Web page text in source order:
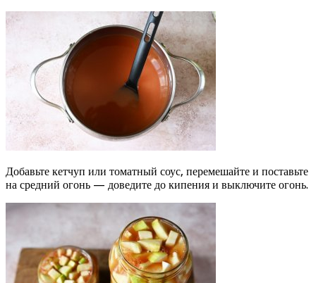
Добавьте кетчуп или томатный соус, перемешайте и поставьте
на средний огонь — доведите до кипения и выключите огонь.